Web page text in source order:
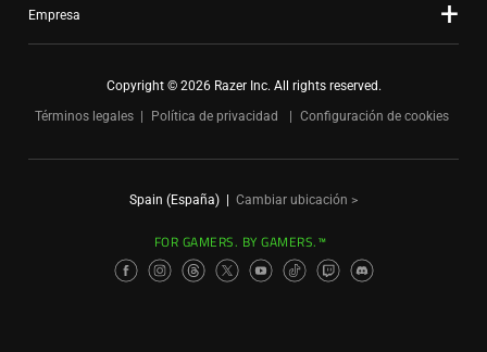
Empresa
Copyright © 2026 Razer Inc. All rights reserved.
Términos legales
Política de privacidad Configuración de cookies
Spain (España) Cambiar ubicación >
FOR GAMERS. BY GAMERS.™